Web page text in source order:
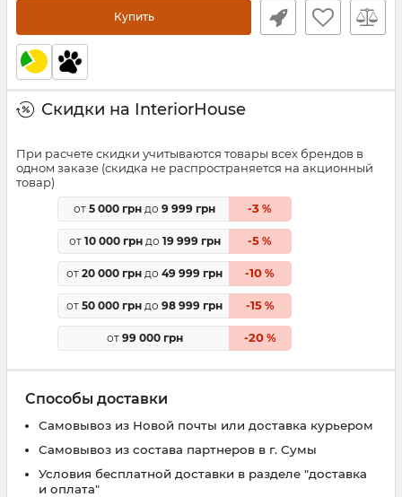
Купить
Скидки на InteriorHouse
При расчете скидки учитываются товары всех брендов в
одном заказе (скидка не распространяется на акционный
товар)
от 5 000 грн до 9 999 грн -3 %
от 10 000 грндо 19 999 грн -5 %
от 20 000 грн до 49 999 грн -10 %
от 50 000 грн до 98 999 грн -15%
от 99 000 грн -20%
Способы доставки
Самовывоз из Новой почты или доставка курьером
Самовывоз из состава партнеров в г. Сумы
Условия бесплатной доставки в разделе "доставка
и оплата"